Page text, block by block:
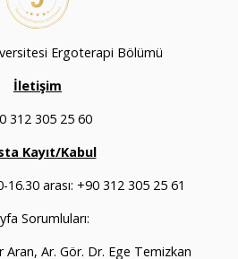
Ergoterapi Bölümü
İletişim
312 305 25 60
Kayıt/Kabul
arası: +90 312 305 25 61
Sorumluları:
Aran, Ar. Gör. Dr. Ege Temizkan